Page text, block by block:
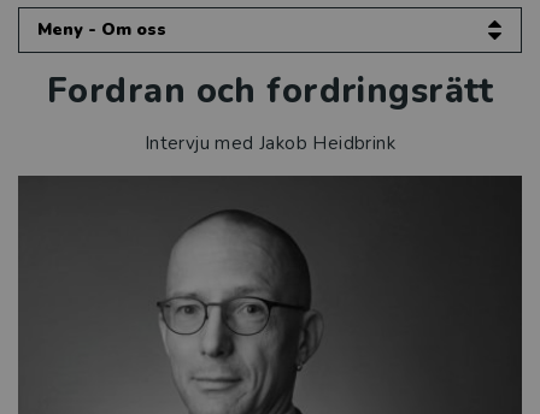
Meny - Om oss
Om oss
Kontakta oss
Läromedel
Kurslitteratur
Därför behövs den svenska
kurslitteraturen
Fordran och fordringsrätt
Intervju med Jakob Heidbrink